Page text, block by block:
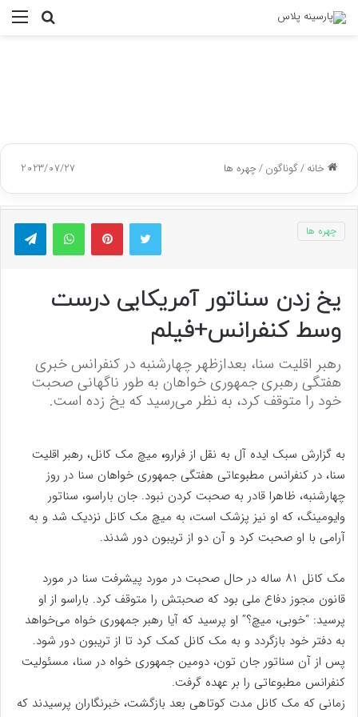
جستجو
خانه/گوناگون/چهره ها 2023/07/27
توییتر پینتریستواتس آپ
چهره ها
یخ زدن سناتور آمریکایی درست
وسط کنفرانس+فیلم
رهبر اقلیت سنا، بعدازظهر چهارشنبه در کنفرانس خبری
هفتگی رهبری جمهوری خواهان به طور ناگهانی صحبت
خود را متوقف کرد، به نظر می‌رسید که یخ زده است.
به گزارش سبک ایده آل به نقل از فرارو، میچ مک کانل، رهبر اقلیت
سنا، در کنفرانس مطبوعاتی هفتگی جمهوری خواهان سنا در روز
چهارشنبه، ظاهرا قادر به صحبت کردن نبود. جان باراسو، سناتور
وایومینگ، که او نیز پزشک است، به میچ مک کانل نزدیک شد و به
آرامی با او صحبت کرد و آن دو از تریبون دور شدند.
مک کانل ۸۱ ساله در حال صحبت در مورد پیشرفت سنا در مورد
قانون مجوز دفاع ملی بود که صحبتش را متوقف کرد. باراسو از او
پرسید: “خوبی، میچ؟” او پرسید که آیا رهبر جمهوری خواه می‌خواهد
به دفتر خود بازگردد و به مک کانل کمک کرد تا از تریبون دور شود.
پس از آن سناتور جان تون، دومین جمهوری خواه در سنا، مسئولیت
کنفرانس مطبوعاتی را بر عهده گرفت.
زمانی که مک کانل مدت کوتاهی بعد بازگشت، خبرنگاران پرسیدند که